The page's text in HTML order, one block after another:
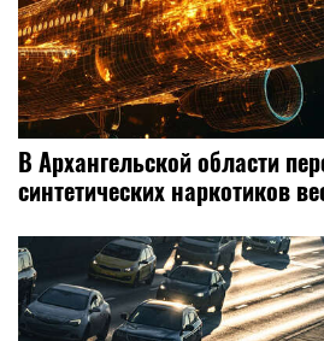
В Архангельской области
синтетических наркотиков